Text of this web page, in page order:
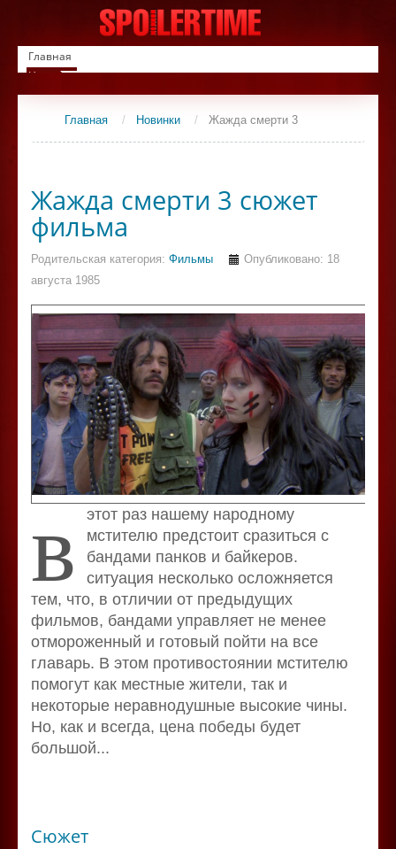
Главная
Новинки
Список фильмов
СериалыГлавная / Новинки / Жажда смерти 3
Жажда смерти 3 сюжет
фильма
Родительская категория: Фильмы
Опубликовано: 18
августа 1985
в этот раз нашему народному
мстителю предстоит сразиться с
бандами панков и байкеров.
ситуация несколько осложняется
тем, что, в отличии от предыдущих
фильмов, бандами управляет не менее
отмороженный и готовый пойти на все
главарь. В этом противостоянии мстителю
помогут как местные жители, так и
некоторые неравнодушные высокие чины.
Но, как и всегда, цена победы будет
большой...
Сюжет